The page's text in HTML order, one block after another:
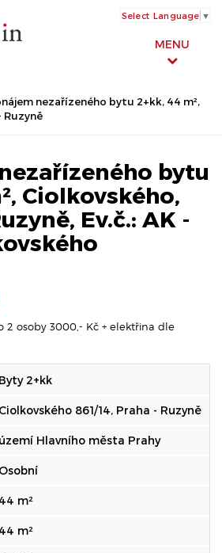
MENU
Select Language ▼
nezařízeného bytu 2+kk, 44 m²,
Ruzyně
bytu
Ciolkovského,
Ev.č.: AK -
2 osoby 3000,- Kč + elektřina dle
Byty 2+kk
Ciolkovského 861/14, Praha - Ruzyně
území Hlavního města Prahy
Osobní
44 m²
44 m²